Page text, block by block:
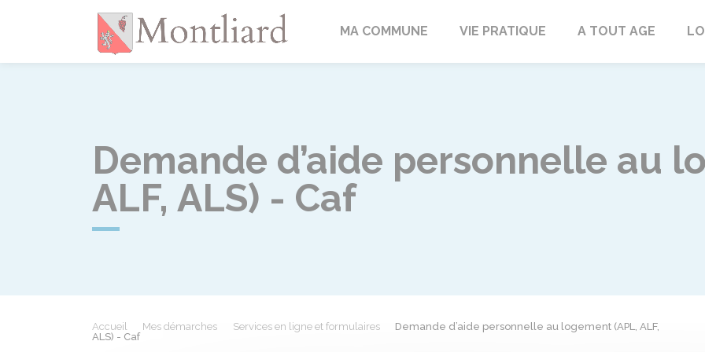
MontliardMA COMMUNE VIE PRATIQUE A TOUT AGE
Demande d’aide personnelle au
ALF, ALS) - Caf
Accueil Mes démarches Services en ligne et formulaires
Demande d’aide personnelle au logement (APL, ALF,
ALS) - Caf